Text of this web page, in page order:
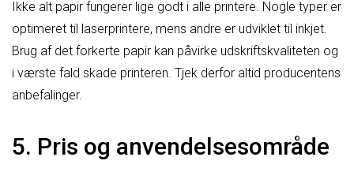
Ikke alt papir fungerer lige godt i alle printere. Nogle typer er
optimeret til laserprintere, mens andre er udviklet til inkjet.
Brug af det forkerte papir kan påvirke udskriftskvaliteten og
i værste fald skade printeren. Tjek derfor altid producentens
anbefalinger.
5. Pris og anvendelsesområde